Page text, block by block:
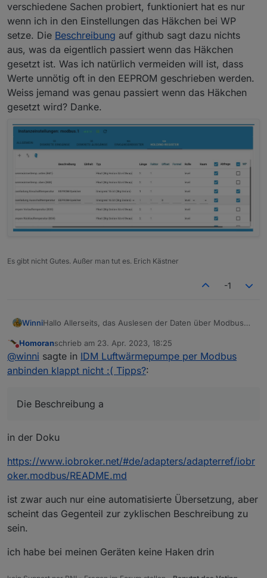
verschiedene Sachen probiert, funktioniert hat es nur
wenn ich in den Einstellungen das Häkchen bei WP
setze. Die Beschreibung auf github sagt dazu nichts
aus, was da eigentlich passiert wenn das Häkchen
gesetzt ist. Was ich natürlich vermeiden will ist, dass
Werte unnötig oft in den EEPROM geschrieben werden.
Weiss jemand was genau passiert wenn das Häkchen
gesetzt wird? Danke.
Es gibt nicht Gutes. Außer man tut es. Erich Kästner
-1
WinniHallo Allerseits, das Auslesen der Daten über Modbus
ich Werte in den EEPROM schreiben. Ich habe
verschiedene Sachen probiert, funktioniert hat es nur
wenn ich in den Einstellungen das Häkchen bei WP
setze. Die
Beschreibung
ist. Was ich natürlich vermeiden will ist, dass Werte
wird? Danke.
Nicht stören
Homoranschrieb am 23. Apr. 2023, 18:25
zuletzt editiert von
@winni sagte in IDM Luftwärmepumpe per Modbus
anbinden klappt nicht :( Tipps?:
Die Beschreibung a
in der Doku
https://www.iobroker.net/#de/adapters/adapterref/iobr
oker.modbus/README.md
ist zwar auch nur eine automatisierte Übersetzung, aber
scheint das Gegenteil zur zyklischen Beschreibung zu
sein.
ich habe bei meinen Geräten keine Haken drin